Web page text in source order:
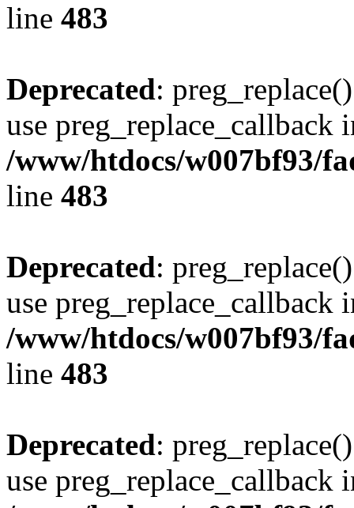
line 483
Deprecated:
use preg_replace_callback
/www/htdocs/w007bf93/
line 483
Deprecated:
use preg_replace_callback
/www/htdocs/w007bf93/
line 483
Deprecated:
use preg_replace_callback